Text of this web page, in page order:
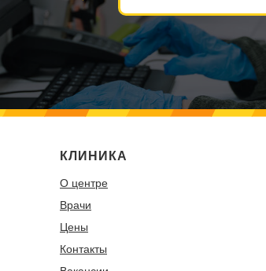
КЛИНИКА
О центре
Врачи
Цены
Контакты